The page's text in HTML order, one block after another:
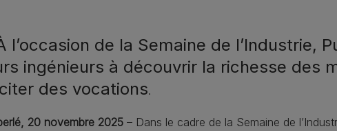
l’occasion de la Semaine de l’Industrie,
ingénieurs à découvrir la richesse des
des vocations.
20 novembre 2025 – Dans le cadre de la Semaine de